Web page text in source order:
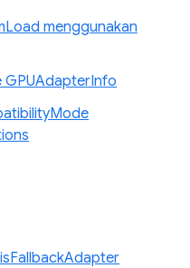
menggunakan